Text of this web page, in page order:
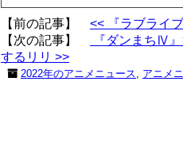
【前の記事】 << 『ラブライ
【次の記事】
『ダンまちⅣ
するリリ >>
2022年のアニメニュース, アニメ